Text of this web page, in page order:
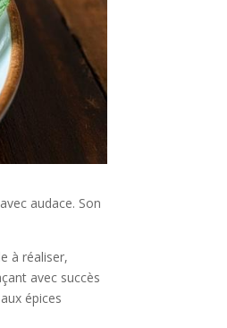
audace. Son
à réaliser,
avec succès
épices